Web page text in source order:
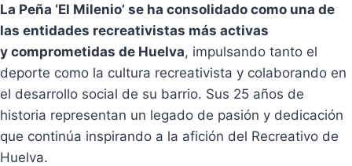
La Peña ‘El Milenio’ se ha consolidado como una de
las entidades recreativistas más activas
y comprometidas de Huelva, impulsando tanto el
deporte como la cultura recreativista y colaborando en
el desarrollo social de su barrio. Sus 25 años de
historia representan un legado de pasión y dedicación
que continúa inspirando a la afición del Recreativo de
Huelva.